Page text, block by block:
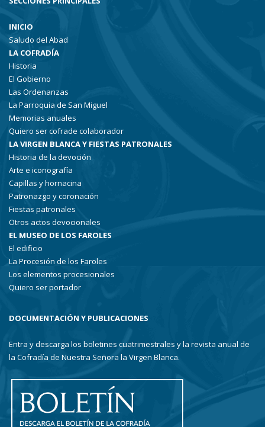
INICIO
Saludo del Abad
LA COFRADÍA
Historia
El Gobierno
Las Ordenanzas
La Parroquia de San Miguel
Memorias anuales
Quiero ser cofrade colaborador
LA VIRGEN BLANCA Y FIESTAS PATRONALES
Historia de la devoción
Arte e iconografía
Capillas y hornacina
Patronazgo y coronación
Fiestas patronales
Otros actos devocionales
EL MUSEO DE LOS FAROLES
El edificio
La Procesión de los Faroles
Los elementos procesionales
Quiero ser portador
DOCUMENTACIÓN Y PUBLICACIONES
Entra y descarga los boletines cuatrimestrales y la revista anual de
la Cofradía de Nuestra Señora la Virgen Blanca.